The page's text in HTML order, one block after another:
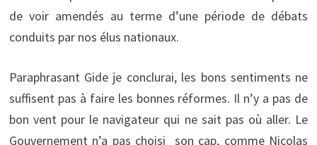
de voir amendés au terme d’une période de débats
conduits par nos élus nationaux.
Paraphrasant Gide je conclurai, les bons sentiments ne
suffisent pas à faire les bonnes réformes. Il n’y a pas de
bon vent pour le navigateur qui ne sait pas où aller. Le
Gouvernement n’a pas choisi son cap, comme Nicolas